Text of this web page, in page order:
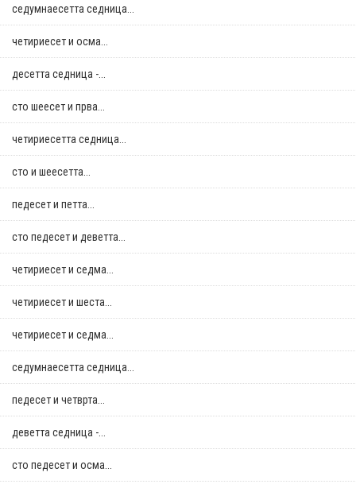
седумнаесетта седница...
четириесет и осма...
десетта седница -...
сто шеесет и прва...
четириесетта седница...
сто и шеесетта...
педесет и петта...
сто педесет и деветта...
четириесет и седма...
четириесет и шеста...
четириесет и седма...
седумнаесетта седница...
педесет и четврта...
деветта седница -...
сто педесет и осма...